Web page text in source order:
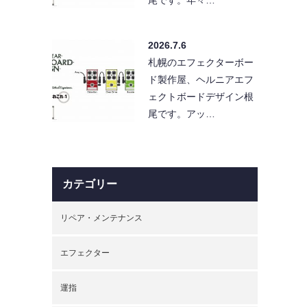
2026.7.6
札幌のエフェクターボー
ド製作屋、ヘルニアエフ
ェクトボードデザイン根
尾です。アッ…
カテゴリー
リペア・メンテナンス
エフェクター
運指